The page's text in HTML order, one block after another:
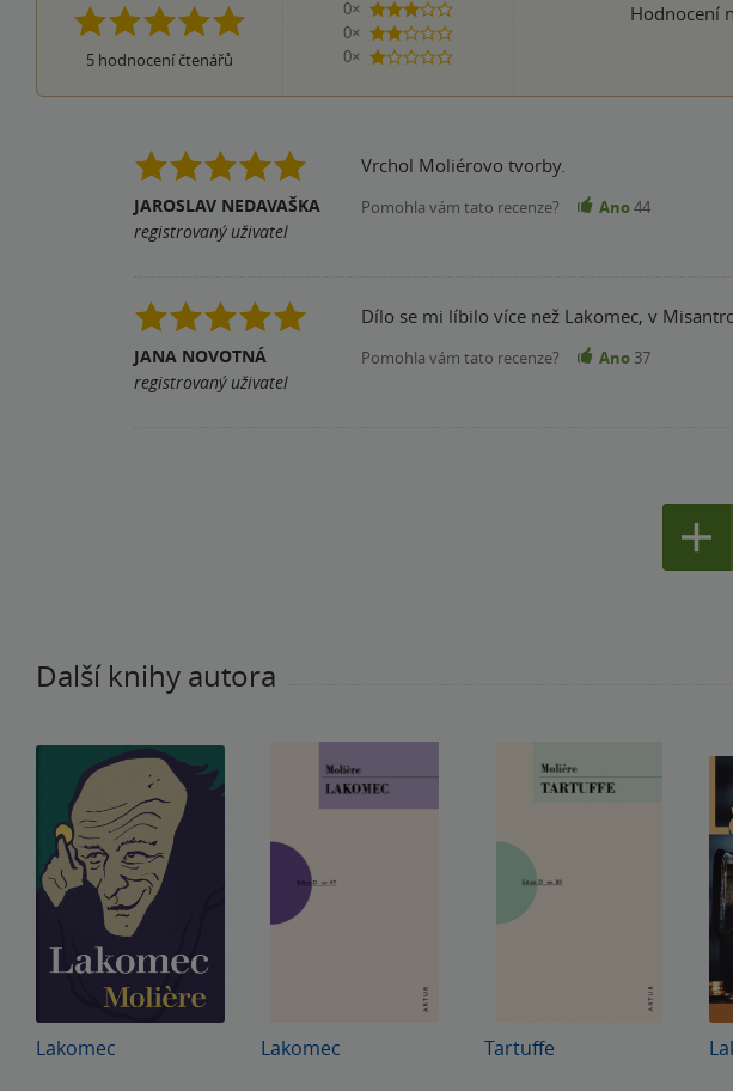
5 hodnocení čtenářů
0×
3 hvězdičky
0×
2 hvězdičky
0×
1 hvezdička
Hodnocení
JAROSLAV NEDAVAŠKA
registrovaný uživatel
Vrchol Moliérovo tvorby.
Pomohla vám tato recenze? Ano44
JANA NOVOTNÁ
registrovaný uživatel
Dílo se mi líbilo více než Lakomec, v
Pomohla vám tato recenze? Ano 37
Další knihy autora
Lakomec Lakomec Tartuffe